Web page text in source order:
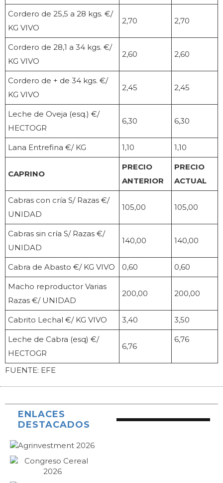
Cordero de 25,5 a 28 kgs. €/
KG VIVO
2,70 2,70
Cordero de 28,1 a 34 kgs. €/
KG VIVO
2,60 2,60
Cordero de + de 34 kgs. €/
KG VIVO
2,45 2,45
Leche de Oveja (esq.) €/
HECTOGR
6,30 6,30
Lana Entrefina €/ KG 1,10 1,10
CAPRINO
PRECIO
ANTERIOR
PRECIO
ACTUAL
Cabras con cría S/ Razas €/
UNIDAD
105,00 105,00
Cabras sin cría S/ Razas €/
UNIDAD
140,00 140,00
Cabra de Abasto €/ KG VIVO 0,60 0,60
Macho reproductor Varias
Razas €/ UNIDAD
200,00 200,00
Cabrito Lechal €/ KG VIVO 3,40 3,50
Leche de Cabra (esq) €/
HECTOGR
6,76
6,76
FUENTE: EFE
ENLACES
DESTACADOS